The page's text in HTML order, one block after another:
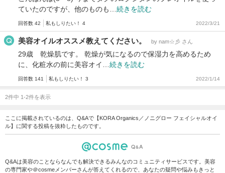
ていたのですが、他のものも… 続きを読む
回答数 42 私もしりたい！ 4 2022/3/21
美容オイルオススメ教えてください。 by nam☆彡 さん
29歳 乾燥肌です。 乾燥が気になるので保湿力を高めるため
に、化粧水の前に美容オイ… 続きを読む
回答数 141 私もしりたい！ 3 2022/1/14
2件中 1-2件を表示
ここに掲載されているのは、Q&Aで【KORA Organics／ノニグロー フェイシャルオイ
ル】に関する投稿を抜粋したものです。
Q&Aは美容のことならなんでも解決できるみんなのコミュニティサービスです。美容
の専門家や＠cosmeメンバーさんが答えてくれるので、あなたの疑問や悩みもきっと